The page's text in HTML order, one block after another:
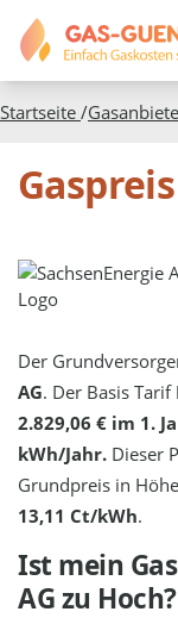
Startseite /
Der
AG. Der Basis Tarif
2.829,06 € im 1.
kWh/Jahr. Dieser
Grundpreis in
13,11 Ct/kWh.
Ist mein
AGzu Hoch?